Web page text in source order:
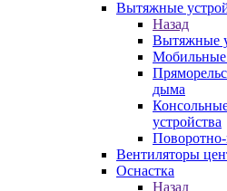
Вытяжные
Назад
Вытяжные
Мобильные
дыма
устройства
Вентиляторы
Оснастка
Назад